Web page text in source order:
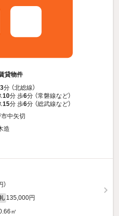
貸物件
分 （北総線）
10分 歩6分 （常磐線など）
15分 歩6分 （総武線など）
中矢切
造
135,000円
㎡